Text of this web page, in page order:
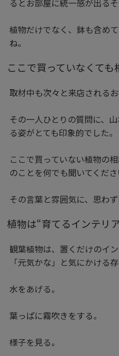
るとお部屋に統一感が出るそ
植物だけでなく、鉢も含め
ね。
ここで買っていなくても
取材中も次々と来店されるお
その一人ひとりの質問に、
る姿がとても印象的でした。
ここで買っていない植物の
のことを何でも聞いてくださ
その言葉と雰囲気に、思わず
植物は“育てるインテリ
観葉植物は、置くだけのイ
「元気かな」と気にかける存
水をあげる。
葉っぱに霧吹きをする。
様子を見る。